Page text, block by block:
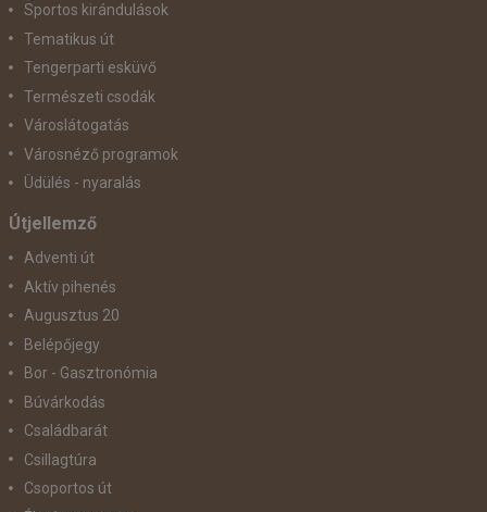
Sportos kirándulások
Tematikus út
Tengerparti esküvő
Természeti csodák
Városlátogatás
Városnéző programok
Üdülés - nyaralás
Útjellemző
Adventi út
Aktív pihenés
Augusztus 20
Belépőjegy
Bor - Gasztronómia
Búvárkodás
Családbarát
Csillagtúra
Csoportos út